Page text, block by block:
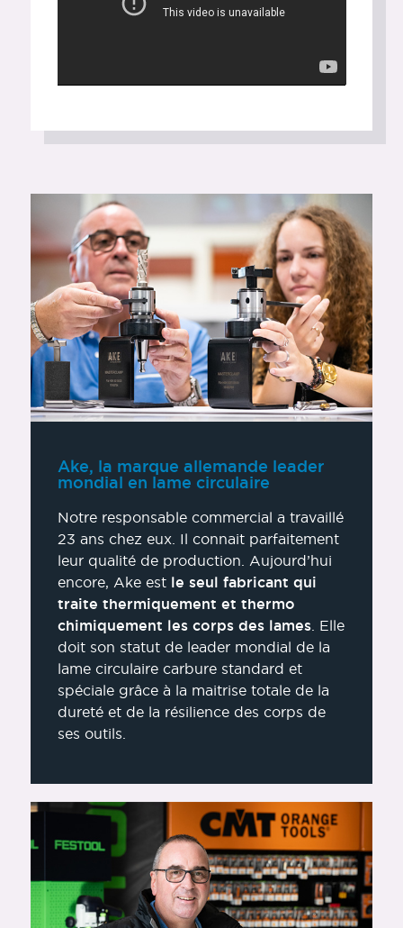
Ake, la marque allemande leader
mondial en lame circulaire
Notre responsable commercial a travaillé
23 ans chez eux. Il connait parfaitement
leur qualité de production. Aujourd’hui
encore, Ake est le seul fabricant qui
traite thermiquement et thermo
chimiquement les corps des lames. Elle
doit son statut de leader mondial de la
lame circulaire carbure standard et
spéciale grâce à la maitrise totale de la
dureté et de la résilience des corps de
ses outils.